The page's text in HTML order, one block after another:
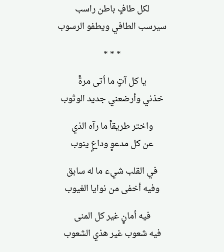
لكل طافٍ باطن راسب
سيرسب الطافي ويطفو الرسوب
* * *
يا كل آتٍ ما أتى مرةً
خذني وأرضعني جديد الوثوب
واختر طريقاً ما رآه الذي
عن كل مدعوٍ وداعٍ ينوب
في القلب شيء ما له سابق
وفيه أخفى من نوايا الغيوب
فيه أمانٍ غير كل المنى
فيه شعوب غير هذي الشعوب